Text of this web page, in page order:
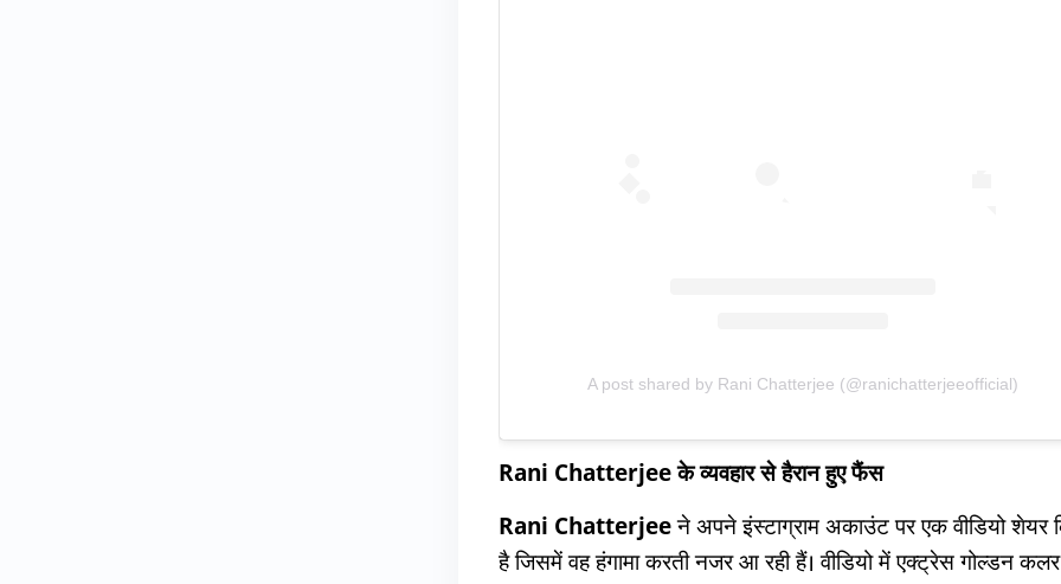
A post shared by Rani Chatterjee (@ranichatterjeeofficial)
Rani Chatterjee के व्यवहार से हैरान हुए फैंस
Rani Chatterjeeने अपने इंस्टाग्राम अकाउंट पर एक वीडियो शेयर
है जिसमें वह हंगामा करती नजर आ रही हैं। वीडियो में एक्ट्रेस गोल्डन